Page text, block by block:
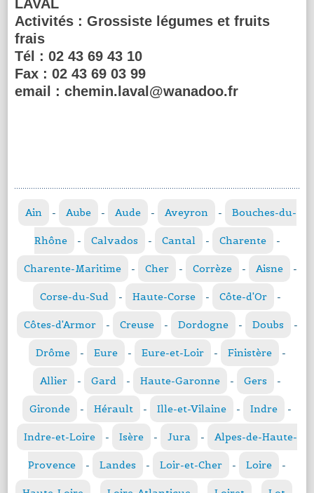
LAVAL
Activités : Grossiste légumes et fruits
frais
Tél : 02 43 69 43 10
Fax : 02 43 69 03 99
email : chemin.laval@wanadoo.fr
Ain - Aube - Aude - Aveyron - Bouches-du-
Rhône - Calvados - Cantal - Charente -
Charente-Maritime - Cher - Corrèze - Aisne -
Corse-du-Sud - Haute-Corse - Côte-d'Or -
Côtes-d'Armor - Creuse - Dordogne - Doubs -
Drôme - Eure - Eure-et-Loir - Finistère -
Allier - Gard - Haute-Garonne - Gers -
Gironde - Hérault - Ille-et-Vilaine - Indre -
Indre-et-Loire - Isère - Jura - Alpes-de-Haute-
Provence - Landes - Loir-et-Cher - Loire -